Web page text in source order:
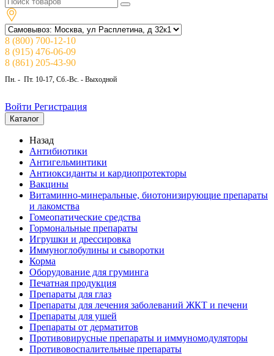
8 (800) 700-12-10
8 (915) 476-06-09
8 (861) 205-43-90
Пн. - Пт. 10-17, Сб.-Вс. - Выходной
Войти Регистрация
Каталог
Назад
Антибиотики
Антигельминтики
Антиоксиданты и кардиопротекторы
Вакцины
Витаминно-минеральные, биотонизирующие препараты
и лакомства
Гомеопатические средства
Гормональные препараты
Игрушки и дрессировка
Иммуноглобулины и сыворотки
Корма
Оборудование для груминга
Печатная продукция
Препараты для глаз
Препараты для лечения заболеваний ЖКТ и печени
Препараты для ушей
Препараты от дерматитов
Противовирусные препараты и иммуномодуляторы
Противовоспалительные препараты